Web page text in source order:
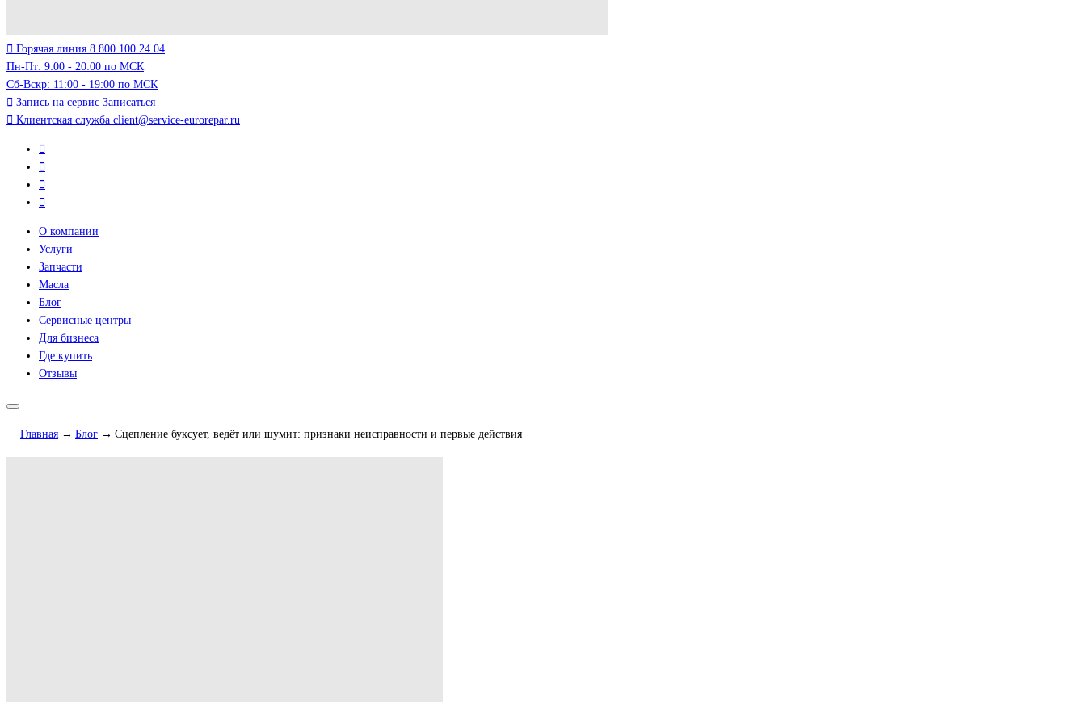
Горячая линия 8 800 100 24 04
Пн-Пт: 9:00 - 20:00 по МСК
Сб-Вскр: 11:00 - 19:00 по МСК
Запись на сервис Записаться
Клиентская служба client@service-eurorepar.ru
О компании
Услуги
Запчасти
Масла
Блог
Сервисные центры
Для бизнеса
Где купить
Отзывы
Главная Блог Сцепление буксует, ведёт или шумит: признаки неисправности и первые действия